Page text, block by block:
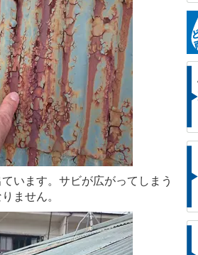
います。サビが広がってしまう
ません。